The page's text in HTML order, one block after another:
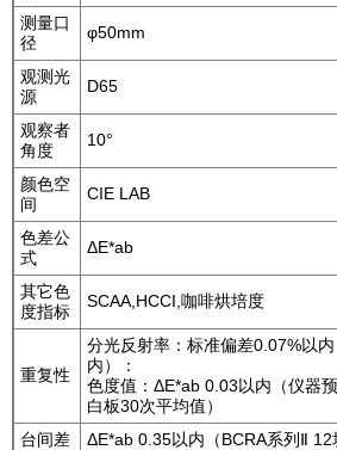
测量口
径
φ50mm
观测光
源
D65
观察者
角度
10°
颜色空
间
CIE LAB
色差公
式
ΔE*ab
其它色
度指标
SCAA,HCCI,咖啡烘培度
重复性
分光反射率：标准偏差0.07%以
内）：
色度值：ΔE*ab 0.03以内（仪器
白板30次平均值）
台间差
ΔE*ab 0.35以内（BCRA系列Ⅱ 12